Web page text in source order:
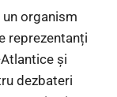
un organism
reprezentanți
și
dezbateri